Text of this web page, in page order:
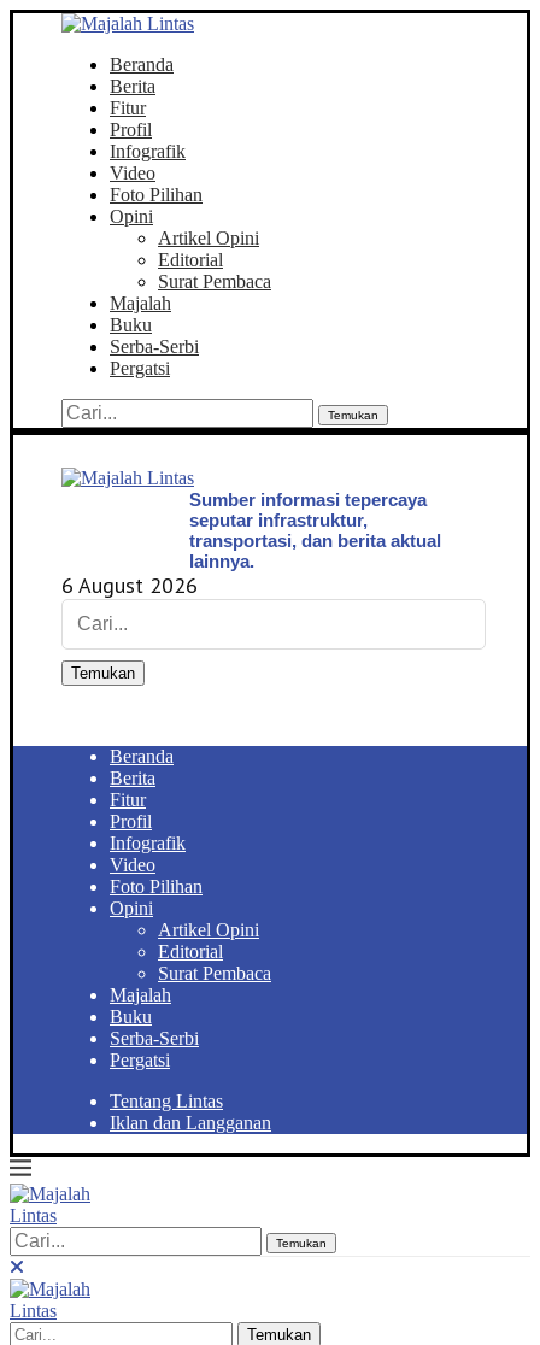
Beranda
Berita
Fitur
Profil
Infografik
Video
Foto Pilihan
Opini
Artikel Opini
Editorial
Surat Pembaca
Majalah
Buku
Serba-Serbi
Pergatsi
Temukan
Sumber informasi tepercaya
seputar infrastruktur,
transportasi, dan berita aktual
lainnya.
6 August 2026
Temukan
Beranda
Berita
Fitur
Profil
Infografik
Video
Foto Pilihan
Opini
Artikel Opini
Editorial
Surat Pembaca
Majalah
Buku
Serba-Serbi
Pergatsi
Tentang Lintas
Iklan dan Langganan
Temukan
Temukan